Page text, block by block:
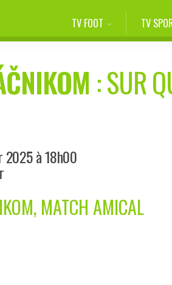
TV FOOT TV
: SUR
2025 à 18h00
MATCH AMICAL